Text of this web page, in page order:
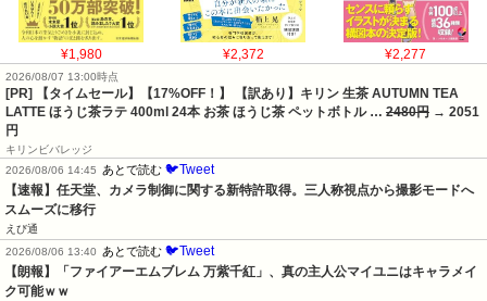
¥1,980 ¥2,372 ¥2,277
2026/08/07 13:00時点
[PR] 【タイムセール】【17%OFF！】 【訳あり】キリン 生茶 AUTUMN TEA
LATTE ほうじ茶ラテ 400ml 24本 お茶 ほうじ茶 ペットボトル … 2480円 → 2051
円
キリンビバレッジ
2026/08/06 14:45
あとで読む 🐦Tweet
【速報】任天堂、カメラ制御に関する新特許取得。三人称視点から撮影モードへ
スムーズに移行
えび通
2026/08/06 13:40
あとで読む 🐦Tweet
【朗報】「ファイアーエムブレム 万紫千紅」、真の主人公マイユニはキャラメイ
ク可能ｗｗ